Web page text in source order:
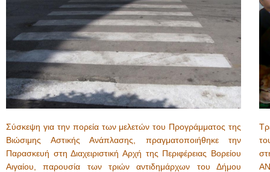
Σύσκεψη για την πορεία των μελετών του Προγράμματος της
Βιώσιμης Αστικής Ανάπλασης, πραγματοποιήθηκε την
Παρασκευή στη Διαχειριστική Αρχή της Περιφέρειας Βορείου
Αιγαίου, παρουσία των τριών αντιδημάρχων του Δήμου